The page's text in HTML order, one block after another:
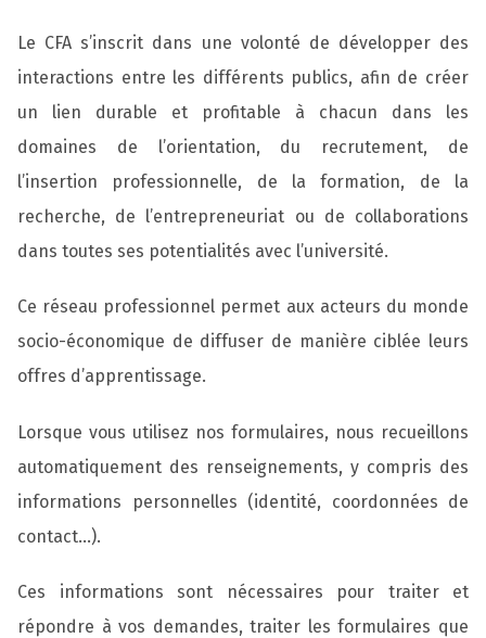
Le CFA s’inscrit dans une volonté de développer des
interactions entre les différents publics, afin de créer
un lien durable et profitable à chacun dans les
domaines de l’orientation, du recrutement, de
l’insertion professionnelle, de la formation, de la
recherche, de l’entrepreneuriat ou de collaborations
dans toutes ses potentialités avec l’université.
Ce réseau professionnel permet aux acteurs du monde
socio-économique de diffuser de manière ciblée leurs
offres d’apprentissage.
Lorsque vous utilisez nos formulaires, nous recueillons
automatiquement des renseignements, y compris des
informations personnelles (identité, coordonnées de
contact…).
Ces informations sont nécessaires pour traiter et
répondre à vos demandes, traiter les formulaires que